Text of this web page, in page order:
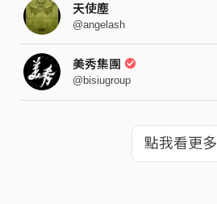
天使塵
@angelash
美秀集團
@bisiugroup
點我看更多